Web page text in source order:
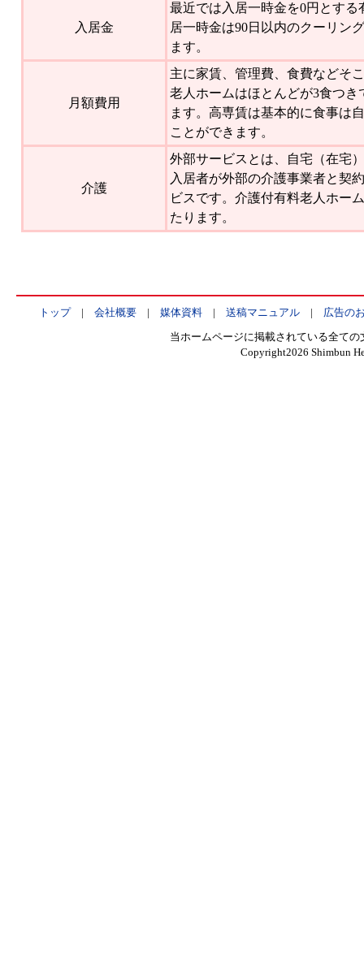
入居金
最近では入居一時金を0円とす
居一時金は90日以内のクーリン
ます。
月額費用
主に家賃、管理費、食費などそ
老人ホームはほとんどが3食つ
ます。高専賃は基本的に食事は
ことができます。
介護
外部サービスとは、自宅（在宅
入居者が外部の介護事業者と契
ビスです。介護付有料老人ホー
たります。
トップ| 会社概要| 媒体資料| 送稿マニュアル| 広告の
当ホームページに掲載されている全て
Copyright2026 Shimbun